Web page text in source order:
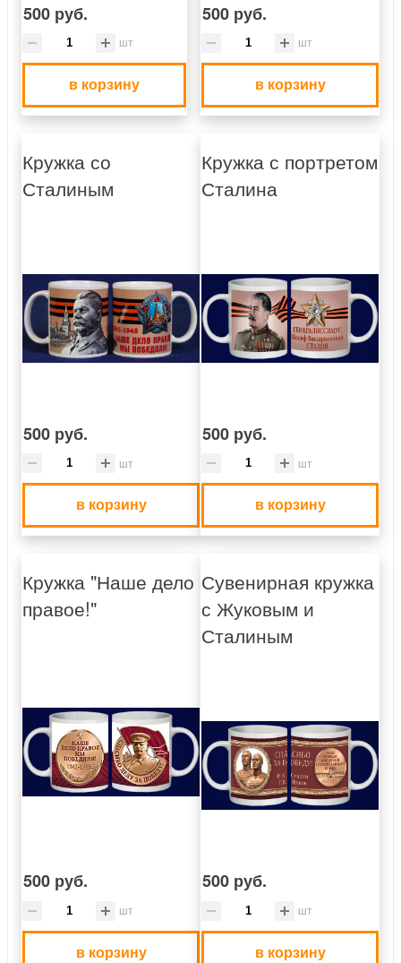
500 руб.
шт
в корзину
500 руб.
шт
в корзину
Кружка со
Сталиным
500 руб.
шт
в корзину
Кружка с портретом
Сталина
500 руб.
шт
в корзину
Кружка "Наше дело
правое!"
500 руб.
шт
в корзину
Сувенирная кружка
с Жуковым и
Сталиным
500 руб.
шт
в корзину